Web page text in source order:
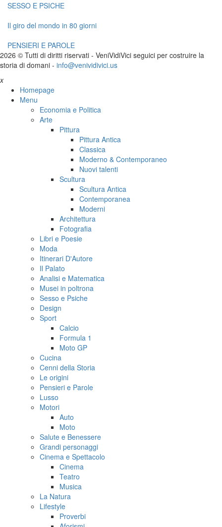
SESSO E PSICHE
Il giro del mondo in 80 giorni
PENSIERI E PAROLE
2026 © Tutti di diritti riservati - VeniVidiVici seguici per costruire la
storia di domani - info@venividivici.us
x
Homepage
Menu
Economia e Politica
Arte
Pittura
Pittura Antica
Classica
Moderno & Contemporaneo
Nuovi talenti
Scultura
Scultura Antica
Contemporanea
Moderni
Architettura
Fotografia
Libri e Poesie
Moda
Itinerari D'Autore
Il Palato
Analisi e Matematica
Musei in poltrona
Sesso e Psiche
Design
Sport
Calcio
Formula 1
Moto GP
Cucina
Cenni della Storia
Le origini
Pensieri e Parole
Lusso
Motori
Auto
Moto
Salute e Benessere
Grandi personaggi
Cinema e Spettacolo
Cinema
Teatro
Musica
La Natura
Lifestyle
Proverbi